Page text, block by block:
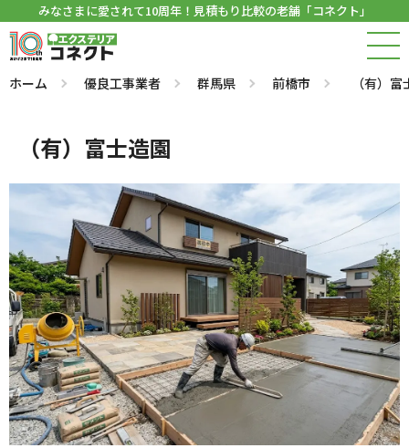
みなさまに愛されて10周年！見積もり比較の老舗「コネクト」
ホーム 優良工事業者 群馬県 前橋市 （有）
（有）富士造園